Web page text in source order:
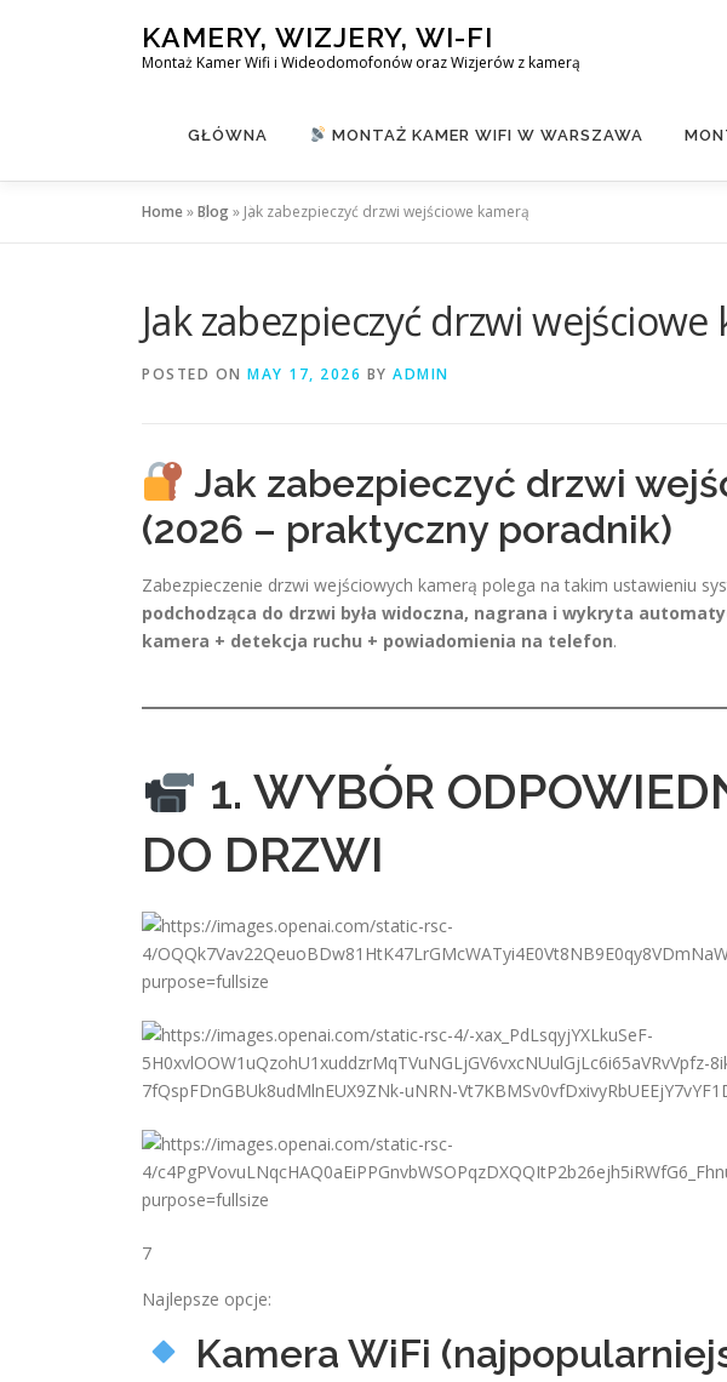
KAMERY, WIZJERY, WI-FI
Montaż Kamer Wifi i Wideodomofonów oraz Wizjerów z kamerą
GŁÓWNA MONTAŻ KAMER WIFI W WARSZAWA
Home»Blog» Jak zabezpieczyć drzwi wejściowe kamerą
Jak zabezpieczyć drzwi wejściowe
POSTED ON MAY 17, 2026 BY ADMIN
Jak zabezpieczyć drzwi
(2026 – praktyczny poradnik)
Zabezpieczenie drzwi wejściowych kamerą polega na takim ustawieniu
podchodząca do drzwi była widoczna, nagrana i wykryta
kamera + detekcja ruchu + powiadomienia na telefon.
1. WYBÓR
DO DRZWI
7
Najlepsze opcje:
Kamera WiFi